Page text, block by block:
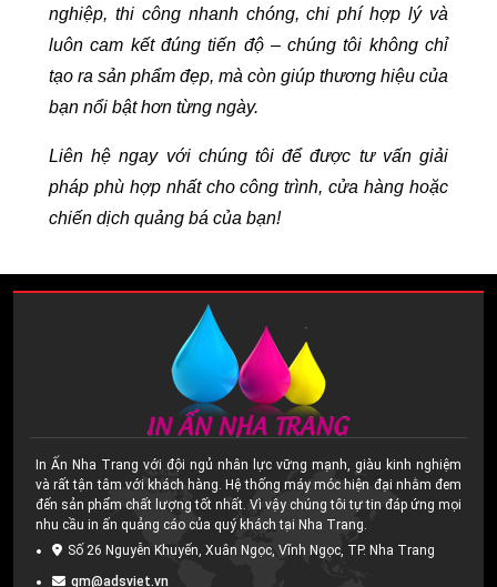
nghiệp, thi công nhanh chóng, chi phí hợp lý và
luôn cam kết đúng tiến độ – chúng tôi không chỉ
tạo ra sản phẩm đẹp, mà còn giúp thương hiệu của
bạn nổi bật hơn từng ngày.
Liên hệ ngay với chúng tôi để được tư vấn giải
pháp phù hợp nhất cho công trình, cửa hàng hoặc
chiến dịch quảng bá của bạn!
In Ấn Nha Trang với đội ngủ nhân lực vững mạnh, giàu kinh nghiệm
và rất tận tâm với khách hàng. Hệ thống máy móc hiện đại nhằm đem
đến sản phẩm chất lượng tốt nhất. Vì vậy chúng tôi tự tin đáp ứng mọi
nhu cầu in ấn quảng cáo của quý khách tại Nha Trang.
Số 26 Nguyễn Khuyến, Xuân Ngọc, Vĩnh Ngọc, TP. Nha Trang
gm@adsviet.vn